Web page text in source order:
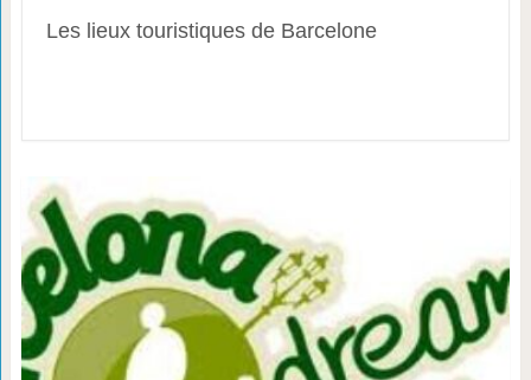
Les lieux touristiques de Barcelone